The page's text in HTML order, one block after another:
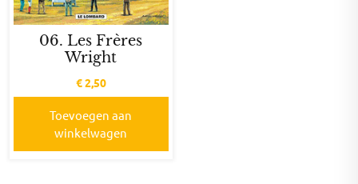
06. Les Frères
Wright
€2,50
Toevoegen aan
winkelwagen